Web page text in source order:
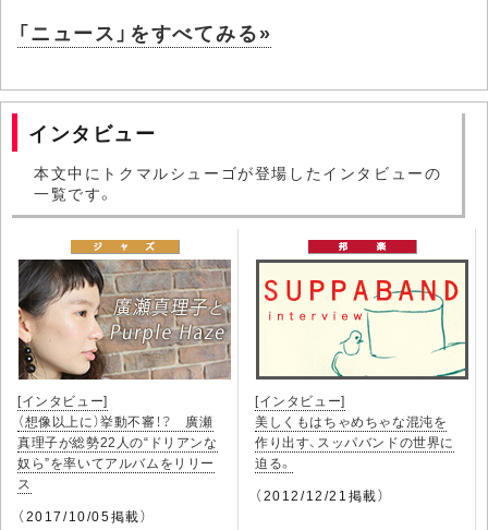
「ニュース」をすべてみる»
インタビュー
本文中にトクマルシューゴが登場したインタビューの
一覧です。
[インタビュー]
（想像以上に）挙動不審！？ 廣瀬
真理子が総勢22人の“ドリアンな
奴ら”を率いてアルバムをリリー
ス
（2017/10/05掲載）
[インタビュー]
美しくもはちゃめちゃな混沌を
作り出す、スッパバンドの世界に
迫る。
（2012/12/21掲載）